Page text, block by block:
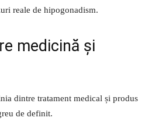
reale de hipogonadism.
medicină și
dintre tratament medical și produs
de definit.